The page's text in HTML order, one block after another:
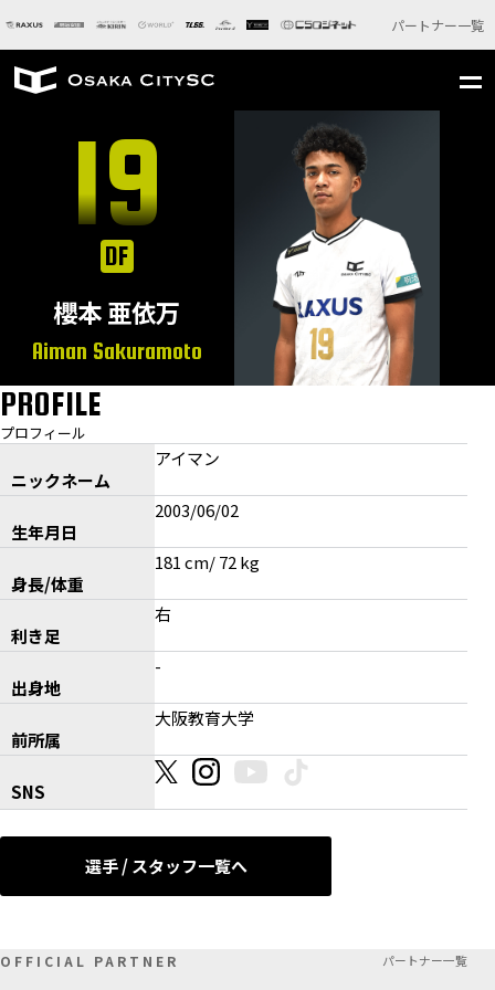
パートナー一覧
19
DF
櫻本 亜依万
Aiman Sakuramoto
PROFILE
プロフィール
ニックネーム
アイマン
生年月日
2003/06/02
身長/体重
181 cm/ 72 kg
利き足
右
出身地
-
前所属
大阪教育大学
SNS
選手 / スタッフ一覧へ
OFFICIAL PARTNER パートナー一覧